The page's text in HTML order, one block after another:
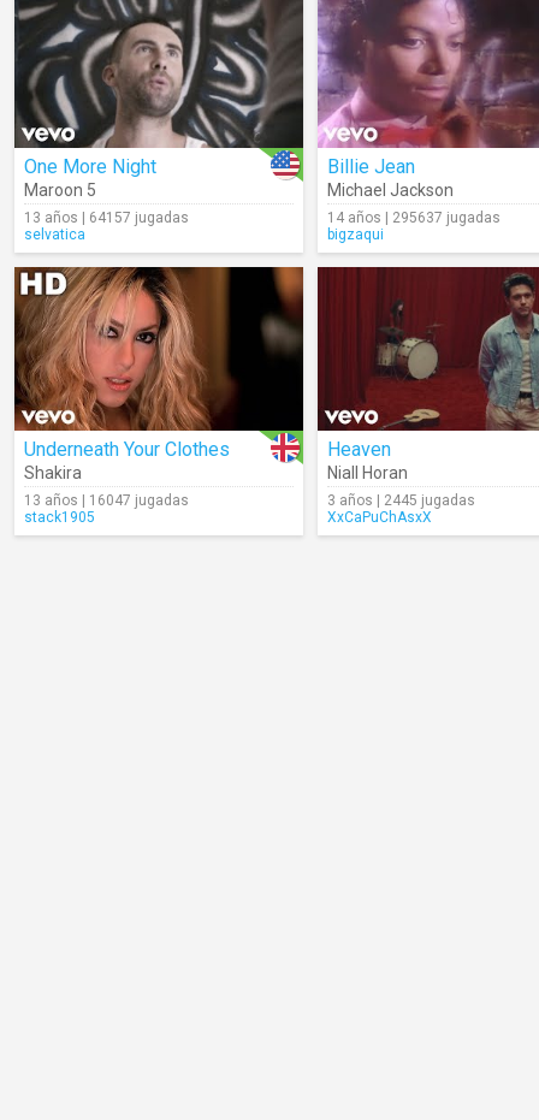
One More Night
Maroon 5
13 años | 64157 jugadas
selvatica
Billie Jean
Michael Jackson
14 años | 295637 jugadas
bigzaqui
Underneath Your Clothes
Shakira
13 años | 16047 jugadas
stack1905
Heaven
Niall Horan
3 años | 2445 jugadas
XxCaPuChAsxX